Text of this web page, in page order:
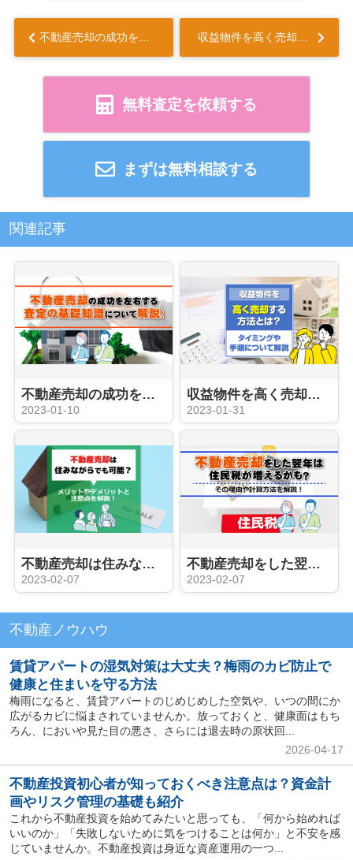
無料査定を依頼する
まずは無料相談する
関連記事
不動産売却の成功を左右する査定の基礎知識について解説！
2023-01-10
収益物件を高く売却する方法とは？タイミングや手順について解説
2023-01-31
不動産売却は住みながらでも可能？メリットやデメリットと注意点を解説！
2023-02-07
不動産売却をした翌年は住民税が増えるかも？その理由や計算方法を解説！
2023-02-07
不動産ノウハウ
賃貸アパートの湿気対策は大丈夫？梅雨のカビ防止で
健康と住まいを守る方法
梅雨になると、賃貸アパートのじめじめした空気や、いつの間にか
広がるカビに悩まされていませんか。放っておくと、健康面はもち
ろん、においや見た目の悪さ、さらには退去時の原状回...
2026-04-17
不動産投資初心者が知っておくべき注意点は？資金計
画やリスク管理の基礎も紹介
これから不動産投資を始めてみたいと思っても、「何から始めれば
いいのか」「失敗しないために気をつけることは何か」と不安を感
じていませんか。不動産投資は身近な資産運用の一つ...